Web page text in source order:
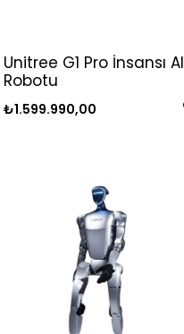
Unitree G1 Pro İnsansı AI
Robotu
₺1.599.990,00